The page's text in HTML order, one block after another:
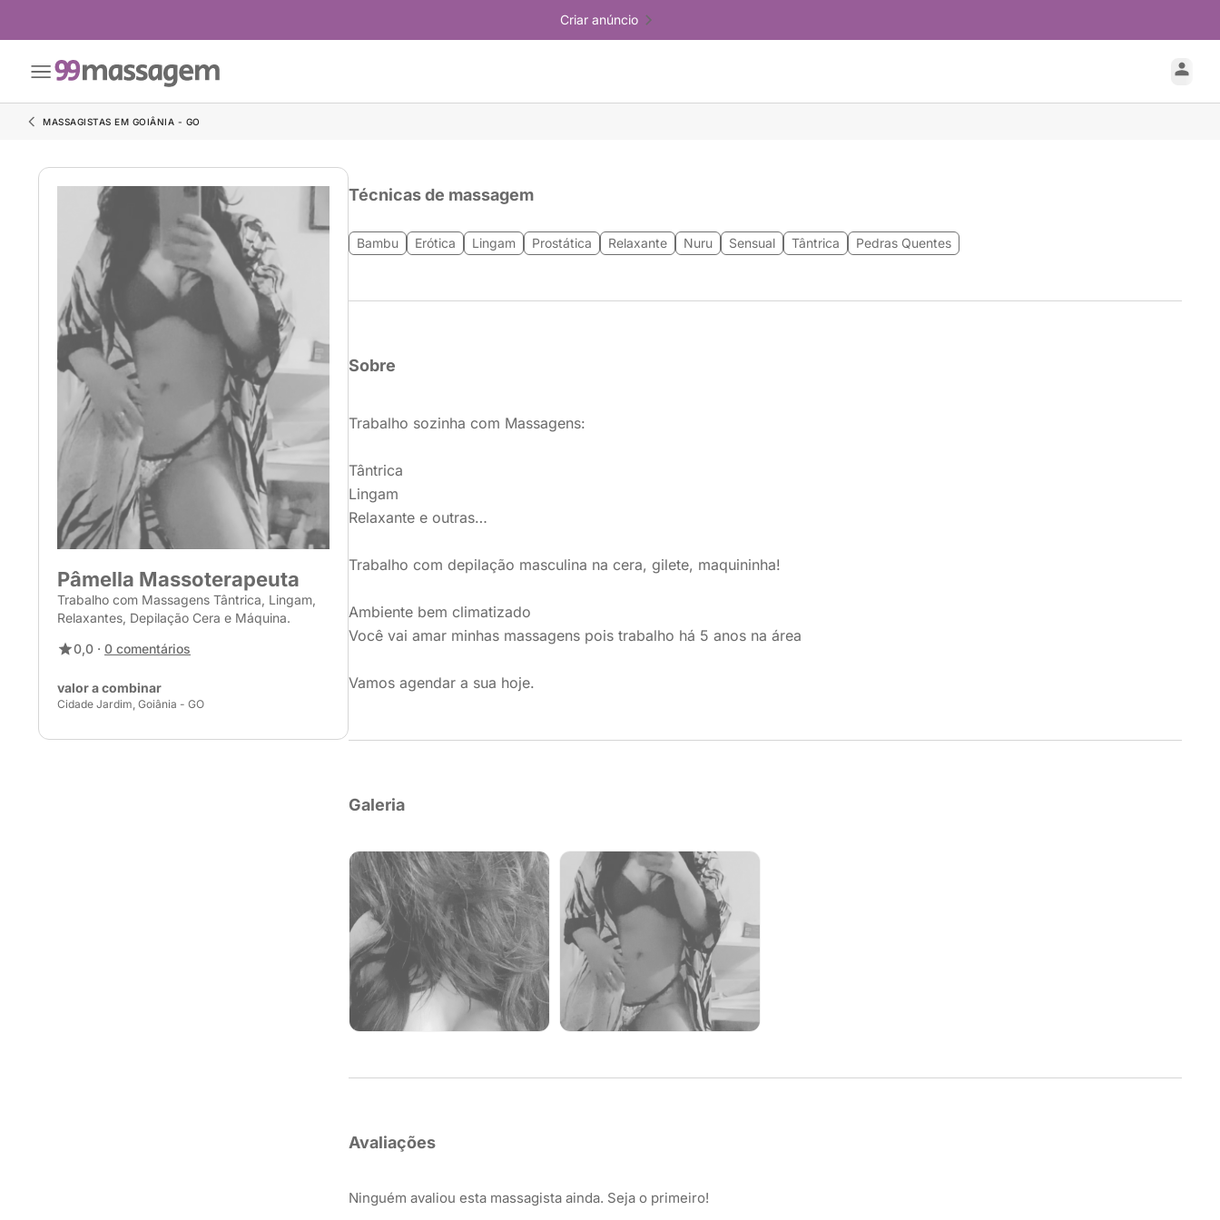
Criar anúncio
MASSAGISTAS EM GOIÂNIA - GO
Pâmella Massoterapeuta
Trabalho com Massagens Tântrica, Lingam,
Relaxantes, Depilação Cera e Máquina.
0,0 · 0 comentários
valor a combinar
Cidade Jardim, Goiânia - GO
Técnicas de massagem
Bambu Erótica Lingam Prostática Relaxante Nuru Sensual Tântrica Pedras Quentes
Sobre
Trabalho sozinha com Massagens:
Tântrica
Lingam
Relaxante e outras…
Trabalho com depilação masculina na cera, gilete, maquininha!
Ambiente bem climatizado
Você vai amar minhas massagens pois trabalho há 5 anos na área
Vamos agendar a sua hoje.
Galeria
Avaliações
Ninguém avaliou esta massagista ainda. Seja o primeiro!